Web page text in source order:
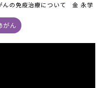
んの免疫治療について 金 永学
がん